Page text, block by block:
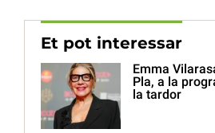
Et pot interessar
Emma
Pla, a la
la tardor